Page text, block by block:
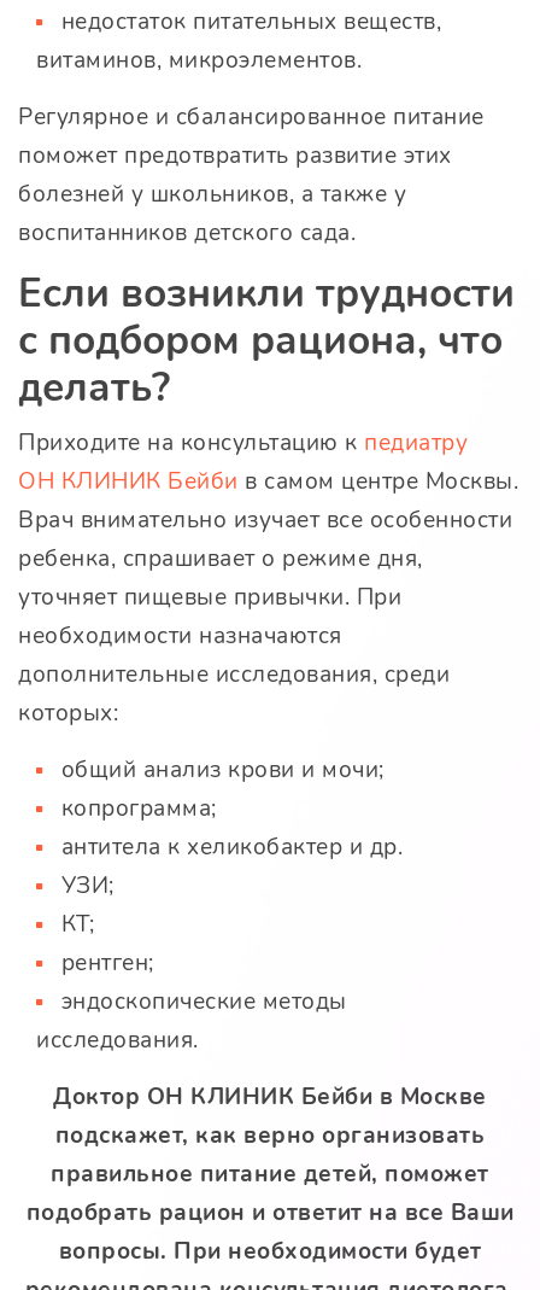
недостаток питательных веществ,
витаминов, микроэлементов.
Регулярное и сбалансированное питание
поможет предотвратить развитие этих
болезней у школьников, а также у
воспитанников детского сада.
Если возникли трудности
с подбором рациона, что
делать?
Приходите на консультацию к педиатру
ОН КЛИНИК Бейби в самом центре Москвы.
Врач внимательно изучает все особенности
ребенка, спрашивает о режиме дня,
уточняет пищевые привычки. При
необходимости назначаются
дополнительные исследования, среди
которых:
общий анализ крови и мочи;
копрограмма;
антитела к хеликобактер и др.
УЗИ;
КТ;
рентген;
эндоскопические методы
исследования.
Доктор ОН КЛИНИК Бейби в Москве
подскажет, как верно организовать
правильное питание детей, поможет
подобрать рацион и ответит на все Ваши
вопросы. При необходимости будет